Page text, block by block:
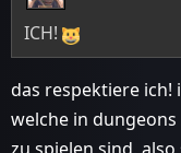
ICH!
das respektiere
welche in